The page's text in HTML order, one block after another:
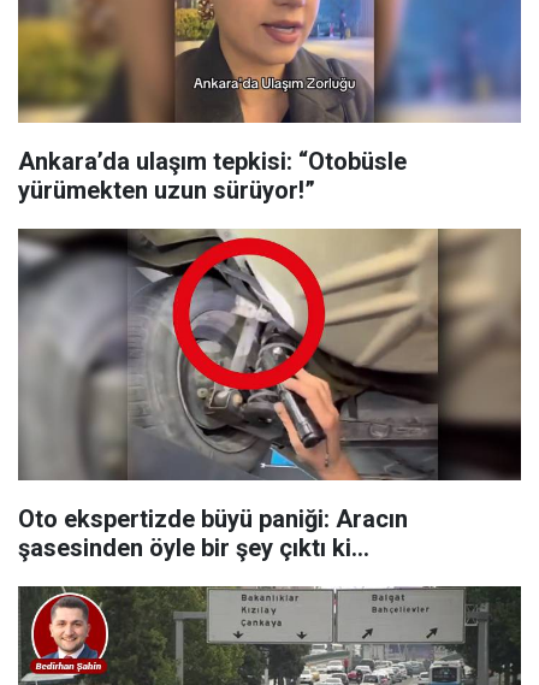
Ankara’da ulaşım tepkisi: “Otobüsle
yürümekten uzun sürüyor!”
Oto ekspertizde büyü paniği: Aracın
şasesinden öyle bir şey çıktı ki…